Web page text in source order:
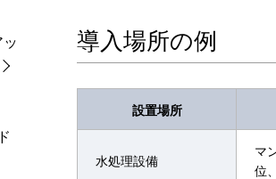
導入場所の例
設置場所
水処理設備
マ
位